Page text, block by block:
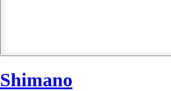
Shimano